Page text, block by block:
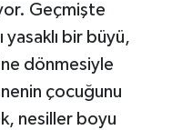
Geçmişte
yasaklı bir büyü,
dönmesiyle
çocuğunu
nesiller boyu